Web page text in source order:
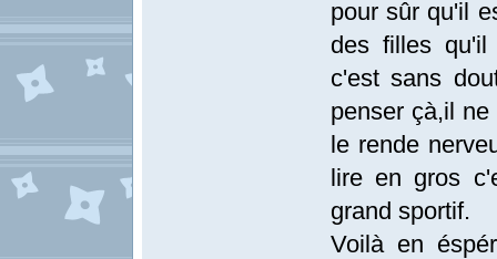
pour sûr qu'il
des filles qu'il
c'est sans
penser çà,il
le rende
lire en gros
grand sportif.
Voilà en